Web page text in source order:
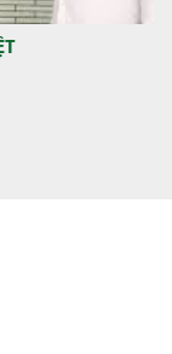
ANH THANH